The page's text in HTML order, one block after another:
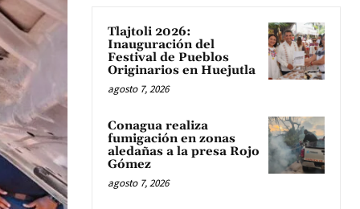
Tlajtoli 2026:
Inauguración del
Festival de Pueblos
Originarios en Huejutla
agosto 7, 2026
Conagua realiza
fumigación en zonas
aledañas a la presa Rojo
Gómez
agosto 7, 2026